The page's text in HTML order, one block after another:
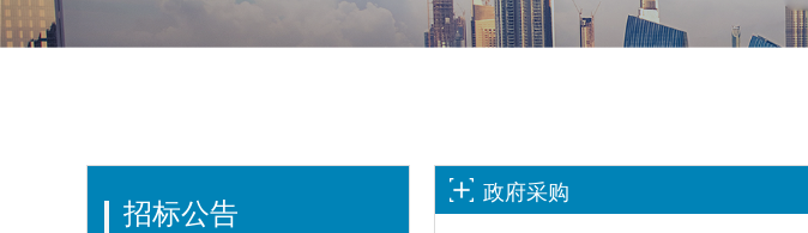
招标公告 政府采购